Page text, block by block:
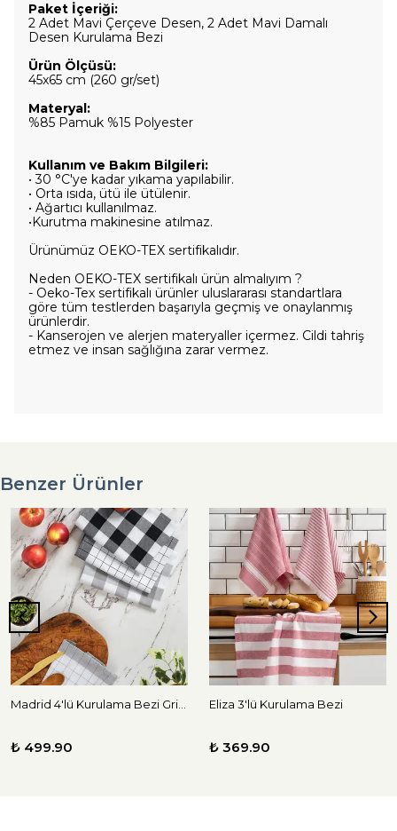
Paket İçeriği:
2 Adet Mavi Çerçeve Desen, 2 Adet Mavi Damalı
Desen Kurulama Bezi
Ürün Ölçüsü:
45x65 cm (260 gr/set)
Materyal:
%85 Pamuk %15 Polyester
Kullanım ve Bakım Bilgileri:
• 30 °C'ye kadar yıkama yapılabilir.
• Orta ısıda, ütü ile ütülenir.
• Ağartıcı kullanılmaz.
•Kurutma makinesine atılmaz.
Ürünümüz OEKO-TEX sertifikalıdır.
Neden OEKO-TEX sertifikalı ürün almalıyım ?
- Oeko-Tex sertifikalı ürünler uluslararası standartlara
göre tüm testlerden başarıyla geçmiş ve onaylanmış
ürünlerdir.
- Kanserojen ve alerjen materyaller içermez. Cildi tahriş
etmez ve insan sağlığına zarar vermez.
Benzer Ürünler
₺ 499.90
Eliza 3'lü Kurulama Bezi
₺ 369.90